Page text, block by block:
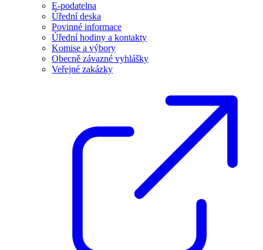
E-podatelna
Úřední deska
Povinné informace
Úřední hodiny a kontakty
Komise a výbory
Obecně závazné vyhlášky
Veřejné zakázky